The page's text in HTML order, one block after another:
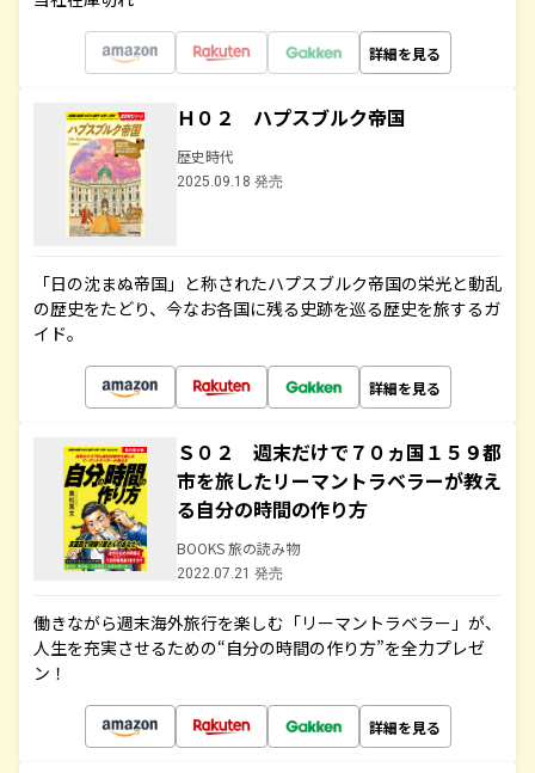
詳細を見る
Ｈ０２ ハプスブルク帝国
歴史時代
2025.09.18 発売
「日の沈まぬ帝国」と称されたハプスブルク帝国の栄光と動乱
の歴史をたどり、今なお各国に残る史跡を巡る歴史を旅するガ
イド。
詳細を見る
Ｓ０２ 週末だけで７０ヵ国１５９都
市を旅したリーマントラベラーが教え
る自分の時間の作り方
BOOKS 旅の読み物
2022.07.21 発売
働きながら週末海外旅行を楽しむ「リーマントラベラー」が、
人生を充実させるための“自分の時間の作り方”を全力プレゼ
ン！
詳細を見る